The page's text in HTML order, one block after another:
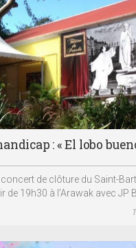
: « El lobo
de clôture du Saint-
de 19h30 à l’Arawak avec JP